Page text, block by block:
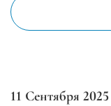
11 Сентября 2025